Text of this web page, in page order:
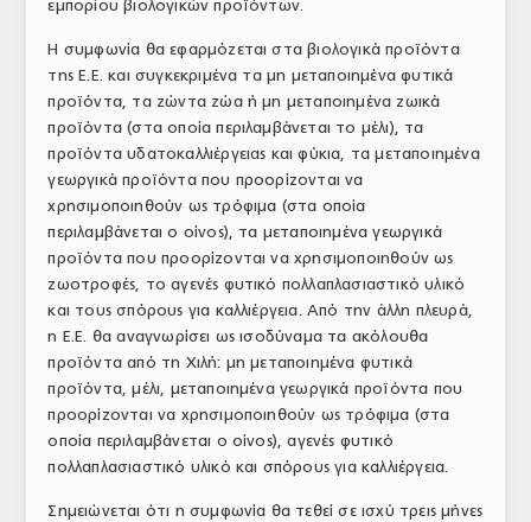
ΣΥΝΕΔΡΙΟ ΚΡΕΑΤΟΣ
εμπορίου βιολογικών προϊόντων.
Η συμφωνία θα εφαρμόζεται στα βιολογικά προϊόντα
της Ε.Ε. και συγκεκριμένα τα μη μεταποιημένα φυτικά
προϊόντα, τα ζώντα ζώα ή μη μεταποιημένα ζωικά
προϊόντα (στα οποία περιλαμβάνεται το μέλι), τα
προϊόντα υδατοκαλλιέργειας και φύκια, τα μεταποιημένα
γεωργικά προϊόντα που προορίζονται να
χρησιμοποιηθούν ως τρόφιμα (στα οποία
περιλαμβάνεται ο οίνος), τα μεταποιημένα γεωργικά
προϊόντα που προορίζονται να χρησιμοποιηθούν ως
ζωοτροφές, το αγενές φυτικό πολλαπλασιαστικό υλικό
και τους σπόρους για καλλιέργεια. Από την άλλη πλευρά,
η Ε.Ε. θα αναγνωρίσει ως ισοδύναμα τα ακόλουθα
προϊόντα από τη Χιλή: μη μεταποιημένα φυτικά
προϊόντα, μέλι, μεταποιημένα γεωργικά προϊόντα που
προορίζονται να χρησιμοποιηθούν ως τρόφιμα (στα
οποία περιλαμβάνεται ο οίνος), αγενές φυτικό
πολλαπλασιαστικό υλικό και σπόρους για καλλιέργεια.
Σημειώνεται ότι η συμφωνία θα τεθεί σε ισχύ τρεις μήνες